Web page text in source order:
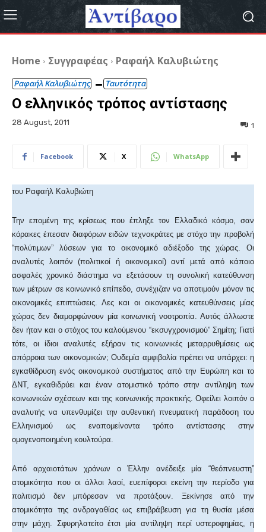
Home Συγγραφέας Ραφαήλ Καλυβιώτης
Ραφαήλ Καλυβιώτης Ταυτότητα
Ο ελληνικός τρόπος αντίστασης
28 August, 2011 1
Facebook X WhatsApp
του Ραφαήλ Καλυβιώτη
Την επομένη της κρίσεως που έπληξε τον Ελλαδικό κόσμο, σαν
κόρακες έπεσαν διαφόρων ειδών τεχνοκράτες με στόχο την προβολή
“πολύτιμων” λύσεων για το οικονομικό αδιέξοδο της χώρας. Οι
αναλυτές λοιπόν (πολιτικοί ή οικονομικοί) αντί μετά από κάποιο
ασφαλές χρονικό διάστημα να εξετάσουν τη συνολική κατεύθυνση
των μέτρων σε κοινωνικό επίπεδο, συνέχιζαν να αποτιμούν μόνον τις
οικονομικές επιπτώσεις. Λες και οι οικονομικές κατευθύνσεις μίας
χώρας δεν διαμορφώνουν μία κοινωνική νοοτροπία. Αυτός άλλωστε
δεν ήταν και ο στόχος του καλούμενου “εκσυγχρονισμού” Σημίτη; Γιατί
τότε, οι ίδιοι αναλυτές εξήραν τις κοινωνικές μεταρρυθμίσεις ως
απόρροια των οικονομικών; Ουδεμία αμφιβολία πρέπει να υπάρχει: η
εγκαθίδρυση ενός οικονομικού συστήματος από την Ευρώπη και το
ΔΝΤ, εγκαθιδρύει και έναν ατομιστικό τρόπο στην αντίληψη των
κοινωνικών σχέσεων και της κοινωνικής πρακτικής. Οφείλει λοιπόν ο
αναλυτής να υπενθυμίζει την αυθεντική πνευματική παράδοση του
Ελληνισμού ως εναπομείνοντα τρόπο αντίστασης στην
ομογενοποιημένη κουλτούρα.
Από αρχαιοτάτων χρόνων ο Έλλην ανέδειξε μία “θεόπνευστη”
ατομικότητα που οι άλλοι λαοί, ευεπίφοροι εκείνη την περίοδο για
πολιτισμό δεν μπόρεσαν να προτάξουν. Ξεκίνησε από την
ατομικότητα της ανδραγαθίας ως επιβράβευση για τη θυσία μέσα
στην μάχη. Σφυρηλατείτο έτσι μία αντίληψη περί υστεροφημίας, η